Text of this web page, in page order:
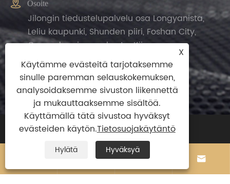
 Osoite
Jilongin tiedustelupalvelu osa Longyanista,
Leliu kaupunki, Shunden piiri, Foshan City,
Guangdongin maakunta, Kiina.
Copyright© 2024 Zhengguan(Foshan
Shunde)Import and Export Trade Co.,ltd
Kaikki oikeudet pidätetään.  
X
Käytämme evästeitä tarjotaksemme
sinulle paremman selauskokemuksen,
analysoidaksemme sivuston liikennettä
ja mukauttaaksemme sisältöä.
Käyttämällä tätä sivustoa hyväksyt
evästeiden käytön.Tietosuojakäytäntö
Hylätä Hyväksyä